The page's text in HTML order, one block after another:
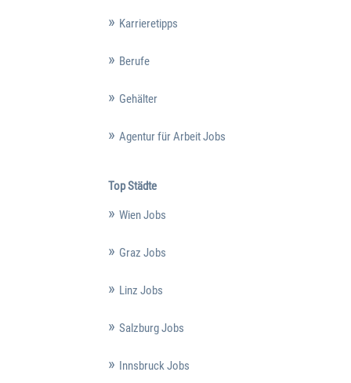
Karrieretipps
Berufe
Gehälter
Agentur für Arbeit Jobs
Top Städte
Wien Jobs
Graz Jobs
Linz Jobs
Salzburg Jobs
Innsbruck Jobs